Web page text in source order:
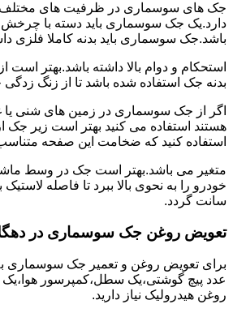
جک های سوسماری در ظرفیت های مختلف و
باشد.جک سوسماری باید بدنه کاملا فلزی
استحکام و دوام بالا داشته باشد.بهتر
بدنه جک استفاده شده باشد تا از زنگ
اگر از جک سوسماری در زمین های شنی یا
هستند استفاده می کنید بهتر است زیر جک
استفاده کنید که ضخامت این صفحه
متغیر می باشد.بهتر است جک در وسط
سانت گردد.
تعویض روغن جک سوسماری در
برای تعویض روغن و تعمیر جک سوسماری
عدد پیچ گوشتی،یک سطل،کمپرسور
روغن هیدرولیک نیاز دارید.